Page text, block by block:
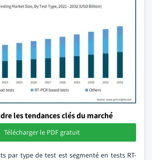
les tendances clés du marché
Télécharger le PDF gratuit
par type de test est segmenté en tests RT-